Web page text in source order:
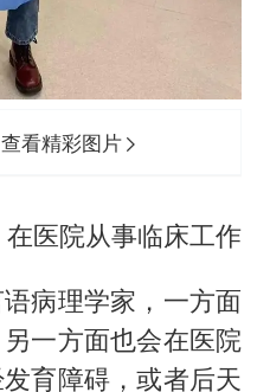
看精彩图片
在医院从事临床工作
病理学家，一方面
一方面也会在医院
育障碍，或者后天